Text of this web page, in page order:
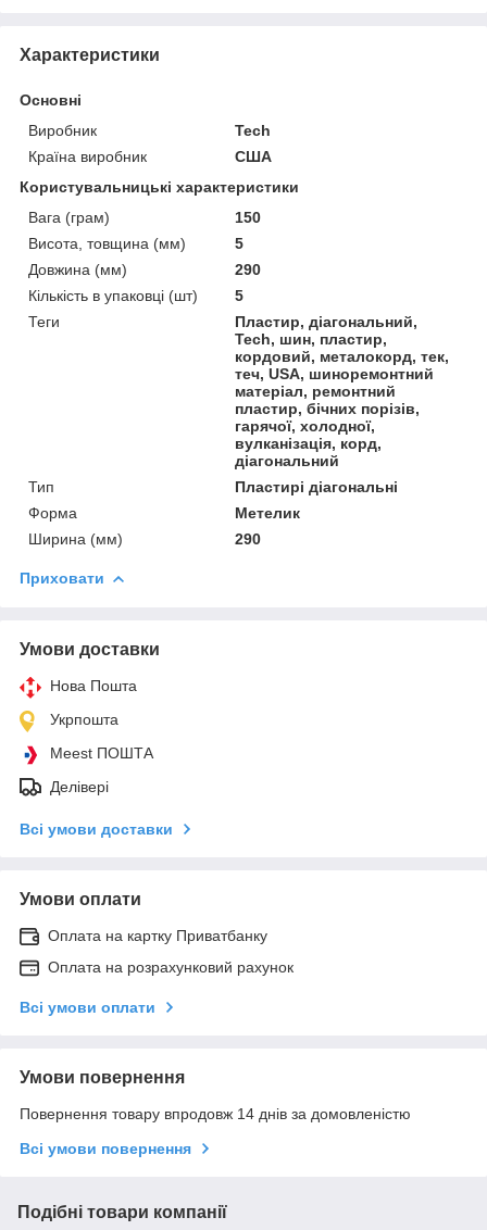
Характеристики
Основні
Виробник
Tech
Країна виробник
США
Користувальницькі характеристики
Вага (грам)
150
Висота, товщина (мм)
5
Довжина (мм)
290
Кількість в упаковці (шт)
5
Теги
Пластир, діагональний,
Tech, шин, пластир,
кордовий, металокорд, тек,
теч, USA, шиноремонтний
матеріал, ремонтний
пластир, бічних порізів,
гарячої, холодної,
вулканізація, корд,
діагональний
Тип
Пластирі діагональні
Форма
Метелик
Ширина (мм)
290
Приховати
Умови доставки
Нова Пошта
Укрпошта
Meest ПОШТА
Делівері
Всі умови доставки
Умови оплати
Оплата на картку Приватбанку
Оплата на розрахунковий рахунок
Всі умови оплати
Умови повернення
Повернення товару впродовж 14 днів за домовленістю
Всі умови повернення
Подібні товари компанії